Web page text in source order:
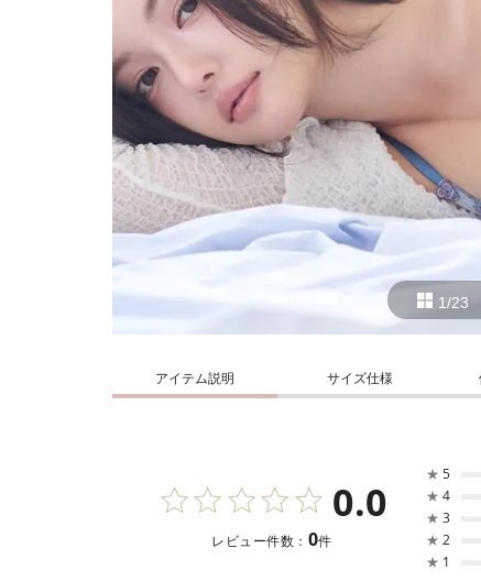
1/23
アイテム説明 サイズ仕様
0.0
レビュー件数： 0件
★ 5
★ 4
★ 3
★ 2
★ 1